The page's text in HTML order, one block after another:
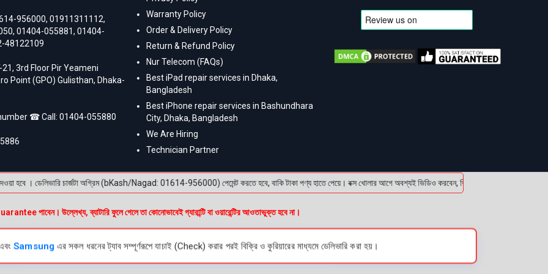
956000,01911311112,
,01404-055881,01404-
48122109
21, 3rd Floor Pir Yeameni
Point (GPO) Gulisthan, Dhaka-
☎ Call:01404-055880
Warranty Policy
Order & Delivery Policy
Return & Refund Policy
Nur Telecom (FAQs)
Best iPad repair services in Dhaka,
Bangladesh
Best iPhone repair services in Bashundhara
City, Dhaka, Bangladesh
We Are Hiring
Technician Partner
হবে । ডেলিভারি চার্জটা অগ্রিম (bKash/Nagad: 01614-956000) পেমেন্ট করতে হবে, বাকি টাকা পণ্য হাতে পেয়ে। বক্স খোলার আগে অবশ্যই ভিডিও করবেন, ভিডিও ছাড়া কোন প্রোডাক্ট
পাবেন। উল্লেখ্য, ব্যাটারি ফুলে গেলে তা কোনোভাবেই গ্যারান্টি বা ওয়ারেন্টির আওতাভুক্ত হবে না।
Samsung এর সকল ধরনের ট্যাব সম্পূর্ণরূপে যাচাই (Check) করার পরই বিক্রি ও কুরিয়ারের মাধ্যমে ডেলিভারি করা হয়।